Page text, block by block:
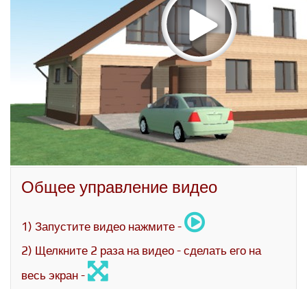
Общее управление видео
1) Запустите видео нажмите -
2) Щелкните 2 раза на видео - сделать его на
весь экран -